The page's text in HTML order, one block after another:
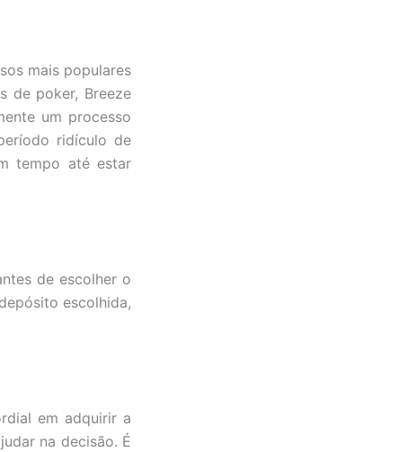
mais populares
de poker, Breeze
um processo
ridículo de
tempo até estar
de escolher o
escolhida,
em adquirir a
na decisão. É